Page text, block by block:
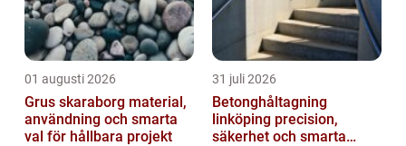
01 augusti 2026
Grus skaraborg material,
användning och smarta
val för hållbara projekt
31 juli 2026
Betonghåltagning
linköping precision,
säkerhet och smarta